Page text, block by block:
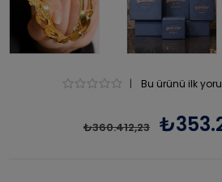
| Bu ürünü ilk
₺360.412,23